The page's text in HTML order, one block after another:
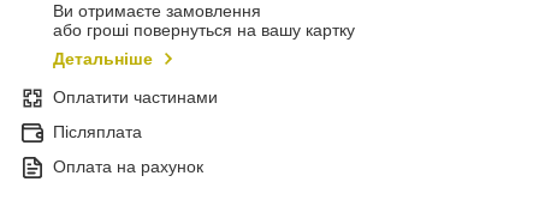
Ви отримаєте замовлення
або гроші повернуться на вашу картку
Детальніше
Оплатити частинами
Післяплата
Оплата на рахунок